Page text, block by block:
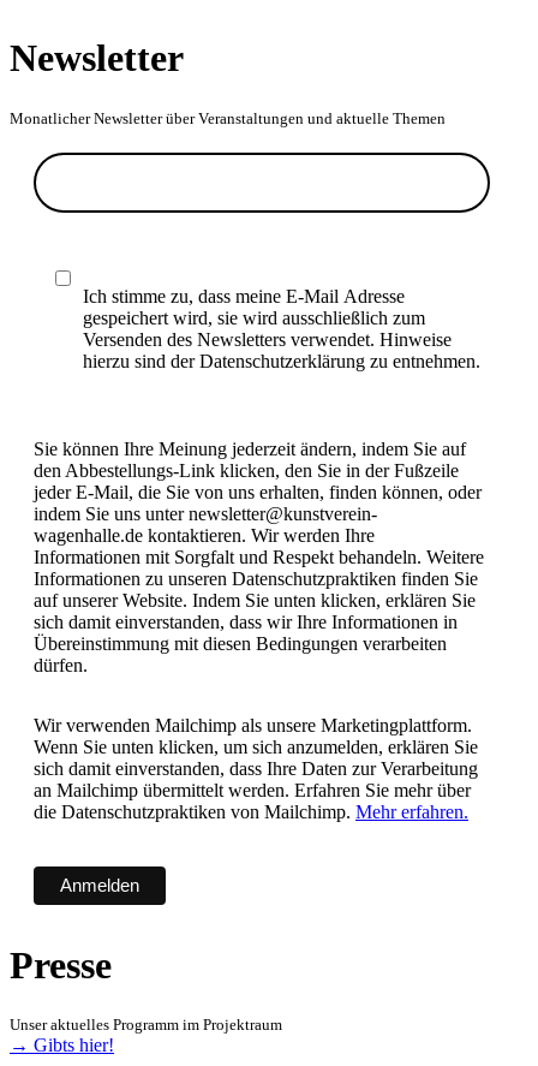
Newsletter
Monatlicher Newsletter über Veranstaltungen und aktuelle Themen
Ich stimme zu, dass meine E-Mail Adresse
gespeichert wird, sie wird ausschließlich zum
Versenden des Newsletters verwendet. Hinweise
hierzu sind der Datenschutzerklärung zu entnehmen.
Sie können Ihre Meinung jederzeit ändern, indem Sie auf
den Abbestellungs-Link klicken, den Sie in der Fußzeile
jeder E-Mail, die Sie von uns erhalten, finden können, oder
indem Sie uns unter newsletter@kunstverein-
wagenhalle.de kontaktieren. Wir werden Ihre
Informationen mit Sorgfalt und Respekt behandeln. Weitere
Informationen zu unseren Datenschutzpraktiken finden Sie
auf unserer Website. Indem Sie unten klicken, erklären Sie
sich damit einverstanden, dass wir Ihre Informationen in
Übereinstimmung mit diesen Bedingungen verarbeiten
dürfen.
Wir verwenden Mailchimp als unsere Marketingplattform.
Wenn Sie unten klicken, um sich anzumelden, erklären Sie
sich damit einverstanden, dass Ihre Daten zur Verarbeitung
an Mailchimp übermittelt werden. Erfahren Sie mehr über
die Datenschutzpraktiken von Mailchimp. Mehr erfahren.
Presse
Unser aktuelles Programm im Projektraum
→ Gibts hier!